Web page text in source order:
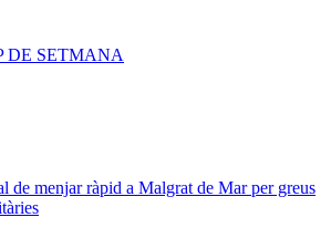
DE SETMANA
de menjar ràpid a Malgrat de Mar per greus